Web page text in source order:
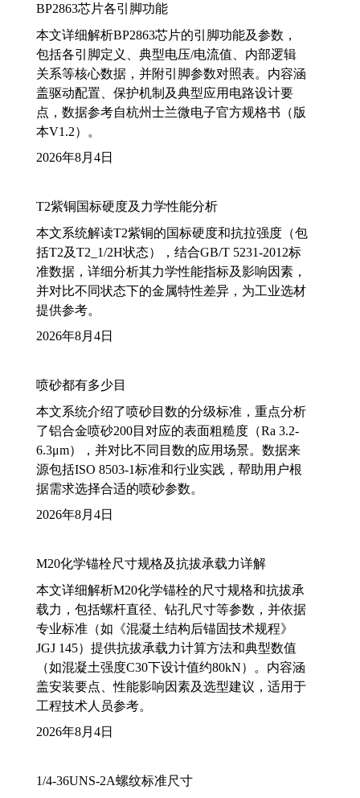
BP2863芯片各引脚功能
本文详细解析BP2863芯片的引脚功能及参数，
包括各引脚定义、典型电压/电流值、内部逻辑
关系等核心数据，并附引脚参数对照表。内容涵
盖驱动配置、保护机制及典型应用电路设计要
点，数据参考自杭州士兰微电子官方规格书（版
本V1.2）。
2026年8月4日
T2紫铜国标硬度及力学性能分析
本文系统解读T2紫铜的国标硬度和抗拉强度（包
括T2及T2_1/2H状态），结合GB/T 5231-2012标
准数据，详细分析其力学性能指标及影响因素，
并对比不同状态下的金属特性差异，为工业选材
提供参考。
2026年8月4日
喷砂都有多少目
本文系统介绍了喷砂目数的分级标准，重点分析
了铝合金喷砂200目对应的表面粗糙度（Ra 3.2-
6.3μm），并对比不同目数的应用场景。数据来
源包括ISO 8503-1标准和行业实践，帮助用户根
据需求选择合适的喷砂参数。
2026年8月4日
M20化学锚栓尺寸规格及抗拔承载力详解
本文详细解析M20化学锚栓的尺寸规格和抗拔承
载力，包括螺杆直径、钻孔尺寸等参数，并依据
专业标准（如《混凝土结构后锚固技术规程》
JGJ 145）提供抗拔承载力计算方法和典型数值
（如混凝土强度C30下设计值约80kN）。内容涵
盖安装要点、性能影响因素及选型建议，适用于
工程技术人员参考。
2026年8月4日
1/4-36UNS-2A螺纹标准尺寸